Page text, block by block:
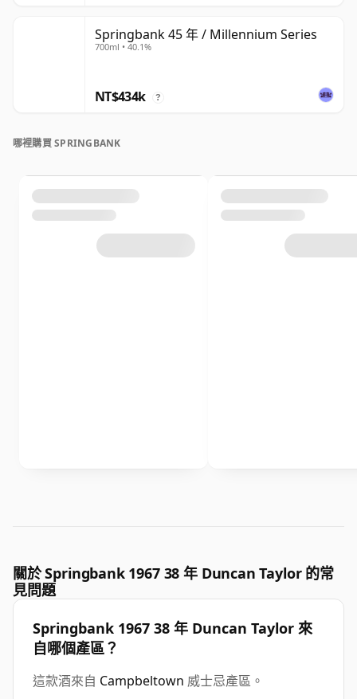
Springbank 45 年 / Millennium Series
700ml • 40.1%
NT$434k ?
哪裡購買 SPRINGBANK
關於 Springbank 1967 38 年 Duncan Taylor 的常
見問題
Springbank 1967 38 年 Duncan Taylor 來
自哪個產區？
這款酒來自 Campbeltown 威士忌產區。